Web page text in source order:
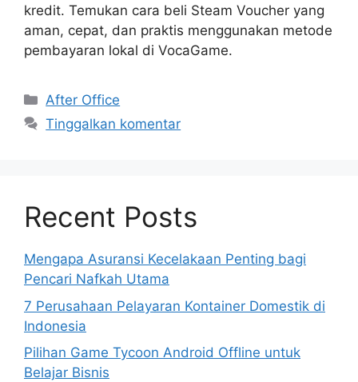
kredit. Temukan cara beli Steam Voucher yang
aman, cepat, dan praktis menggunakan metode
pembayaran lokal di VocaGame.
Kategori
After Office
Tinggalkan komentar
Recent Posts
Mengapa Asuransi Kecelakaan Penting bagi
Pencari Nafkah Utama
7 Perusahaan Pelayaran Kontainer Domestik di
Indonesia
Pilihan Game Tycoon Android Offline untuk
Belajar Bisnis